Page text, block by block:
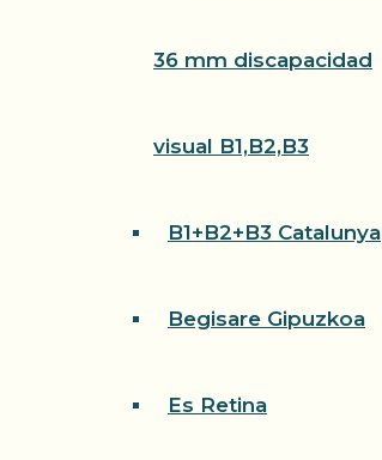
36 mm discapacidad
visual B1,B2,B3
B1+B2+B3 Catalunya
Begisare Gipuzkoa
Es Retina